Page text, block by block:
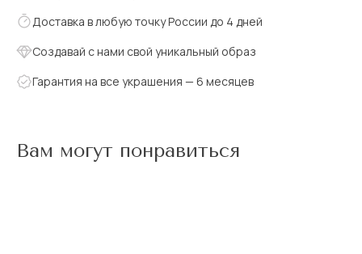
Доставка в любую точку России до 4 дней
Создавай с нами свой уникальный образ
Гарантия на все украшения — 6 месяцев
Вам могут понравиться